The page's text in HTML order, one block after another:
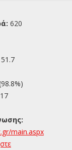
620
51.7
main.aspx